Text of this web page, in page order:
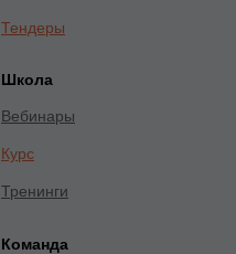
Тендеры
Школа
Команда
Вебинары
Курс
Тренинги